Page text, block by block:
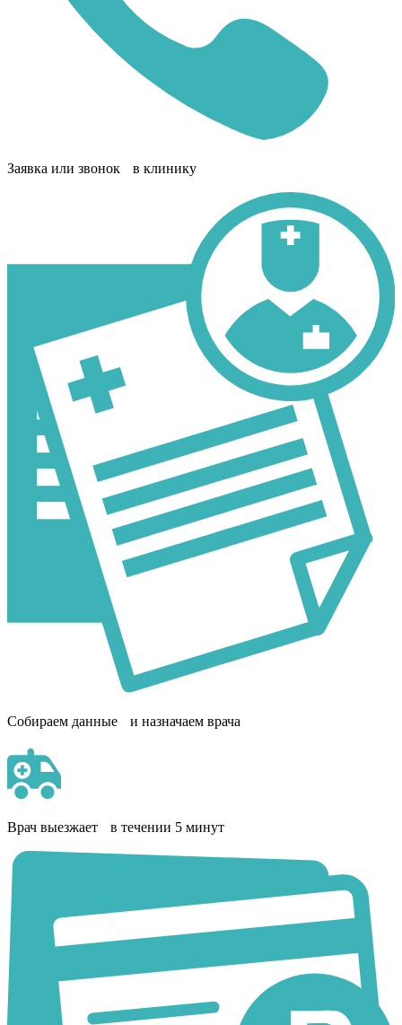
Заявка или звонок в клинику
Собираем данные и назначаем врача
Врач выезжает в течении 5 минут